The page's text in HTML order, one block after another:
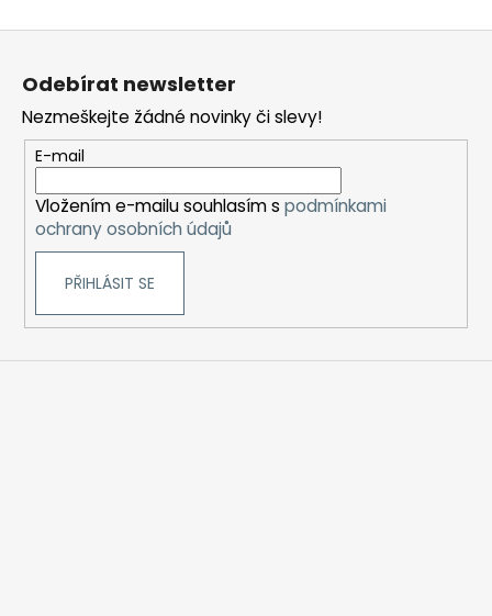
Odebírat newsletter
Nezmeškejte žádné novinky či slevy!
E-mail
Vložením e-mailu souhlasím s podmínkami
ochrany osobních údajů
PŘIHLÁSIT SE